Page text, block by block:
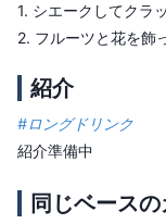
1. シエークしてクラ
2. フルーツと花を飾
紹介
#ロングドリンク
紹介準備中
同じベース